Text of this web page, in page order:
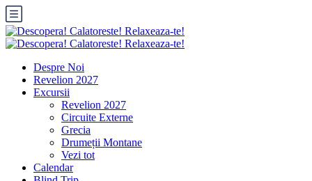
Despre Noi
Revelion 2027
Excursii
Revelion 2027
Circuite Externe
Grecia
Drumeții Montane
Vezi tot
Calendar